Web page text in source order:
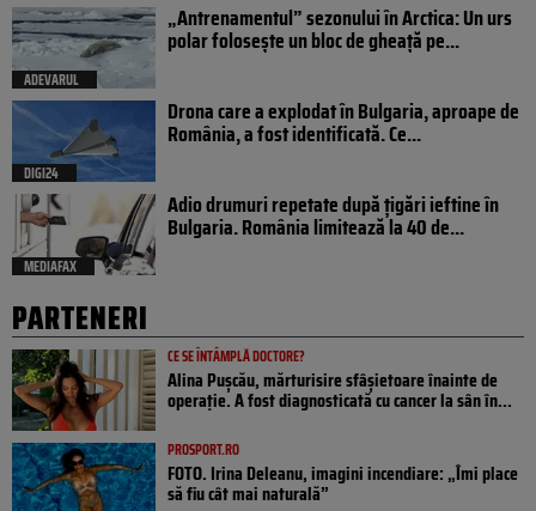
ADEVARUL
„Antrenamentul” sezonului în Arctica: Un urs
polar folosește un bloc de gheață pe...
DIGI24
Drona care a explodat în Bulgaria, aproape de
România, a fost identificată. Ce...
MEDIAFAX
Adio drumuri repetate după țigări ieftine în
Bulgaria. România limitează la 40 de...
PARTENERI
CE SE ÎNTÂMPLĂ DOCTORE?
Alina Pușcău, mărturisire sfâșietoare înainte de
operație. A fost diagnosticată cu cancer la sân în...
PROSPORT.RO
FOTO. Irina Deleanu, imagini incendiare: „Îmi place
să fiu cât mai naturală”